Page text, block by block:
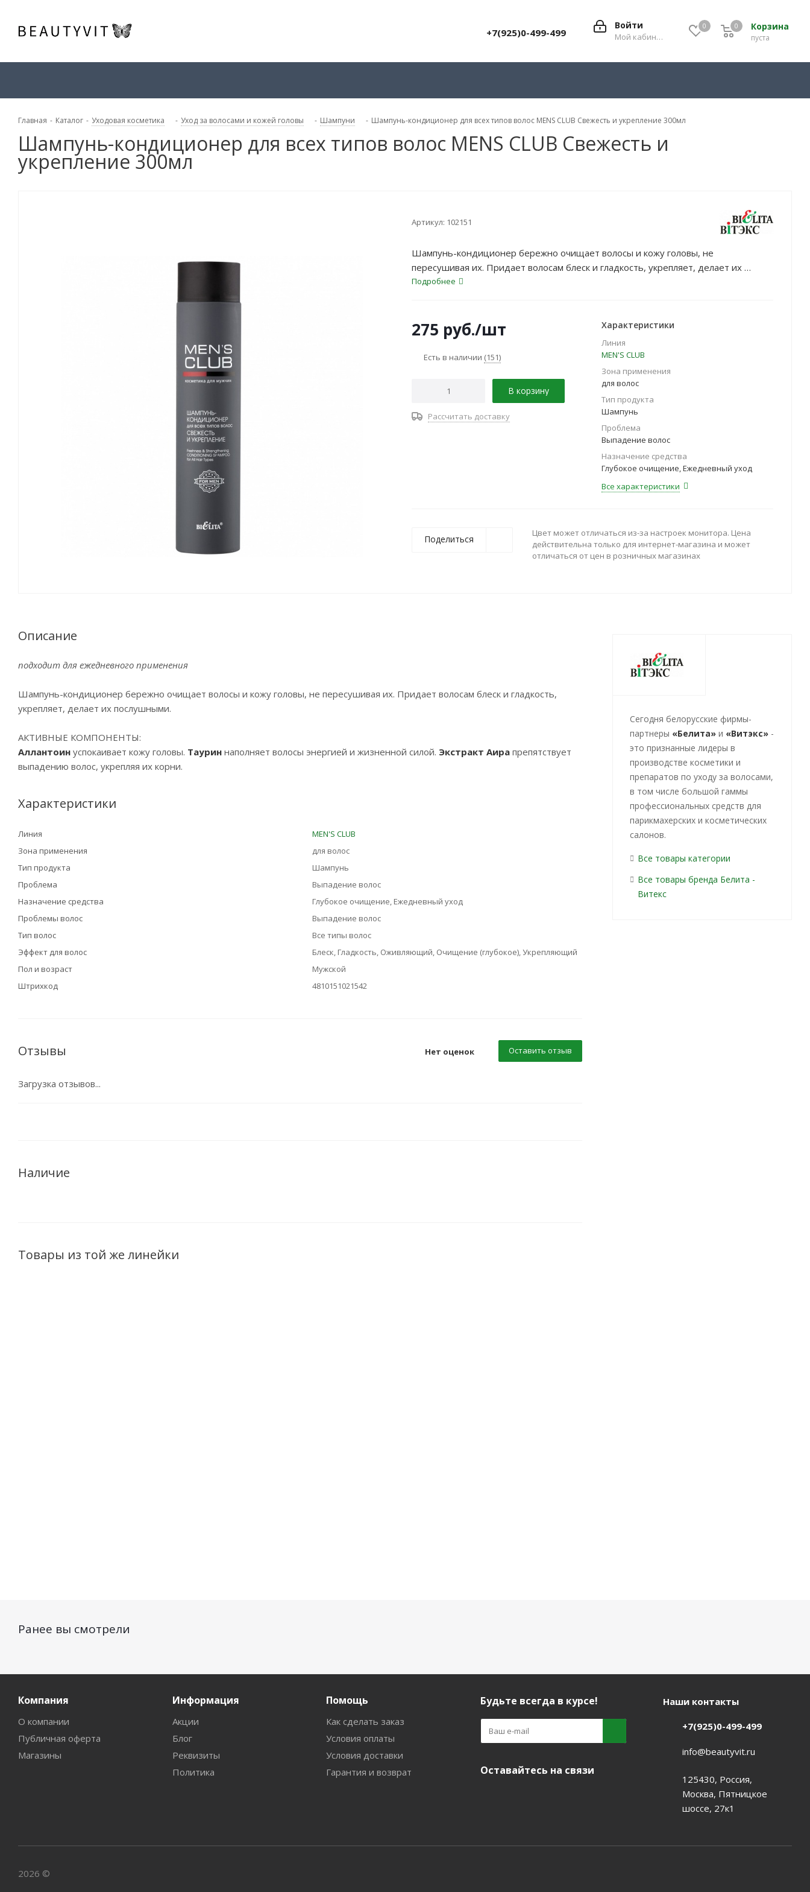
0 Корзина
0
пуста
0
Войти
Мой кабинет
+7(925)0-499-499
Главная - Каталог - Уходовая косметика - Уход за волосами и кожей головы - Шампуни - Шампунь-кондиционер для всех типов волос MENS CLUB Свежесть и укрепление 300мл
Шампунь-кондиционер для всех типов волос MENS CLUB Свежесть и
укрепление 300мл
Артикул: 102151
Шампунь-кондиционер бережно очищает волосы и кожу головы, не
пересушивая их. Придает волосам блеск и гладкость, укрепляет, делает их
послушными.
Подробнее
275 руб./шт
Есть в наличии (151)
В корзину
Рассчитать доставку
Характеристики
Линия
MEN'S CLUB
Зона применения
для волос
Тип продукта
Шампунь
Проблема
Выпадение волос
Назначение средства
Глубокое очищение, Ежедневный уход
Все характеристики
Поделиться
Цвет может отличаться из-за настроек монитора. Цена
действительна только для интернет-магазина и может
отличаться от цен в розничных магазинах
Описание
подходит для ежедневного применения
Шампунь-кондиционер бережно очищает волосы и кожу головы, не пересушивая их. Придает волосам блеск и гладкость,
укрепляет, делает их послушными.
АКТИВНЫЕ КОМПОНЕНТЫ:
Аллантоин успокаивает кожу головы. Таурин наполняет волосы энергией и жизненной силой. Экстракт Аира препятствует
выпадению волос, укрепляя их корни.
Характеристики
Линия
MEN'S CLUB
Зона применения
для волос
Тип продукта
Шампунь
Проблема
Выпадение волос
Назначение средства
Глубокое очищение, Ежедневный уход
Проблемы волос
Выпадение волос
Тип волос
Все типы волос
Эффект для волос
Блеск, Гладкость, Оживляющий, Очищение (глубокое), Укрепляющий
Пол и возраст
Мужской
Штрихкод
4810151021542
Отзывы Нет оценок Оставить отзыв
Загрузка отзывов...
Наличие
Товары из той же линейки
Cегодня белорусские фирмы-
партнеры «Белита»и «Витэкс»-
это признанные лидеры в
производстве косметики и
препаратов по уходу за волосами,
в том числе большой гаммы
профессиональных средств для
парикмахерских и косметических
салонов.
Все товары категории
Все товары бренда Белита -
Витекс
Ранее вы смотрели
Компания
О компании
Публичная оферта
Магазины
Информация
Акции
Блог
Реквизиты
Политика
Помощь
Как сделать заказ
Условия оплаты
Условия доставки
Гарантия и возврат
Будьте всегда в курсе!
Оставайтесь на связи
Наши контакты
+7(925)0-499-499
info@beautyvit.ru
125430, Россия,
Москва, Пятницкое
шоссе, 27к1
2026 ©